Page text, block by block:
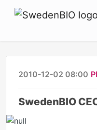
2010-12-02 08:00
SwedenBIO